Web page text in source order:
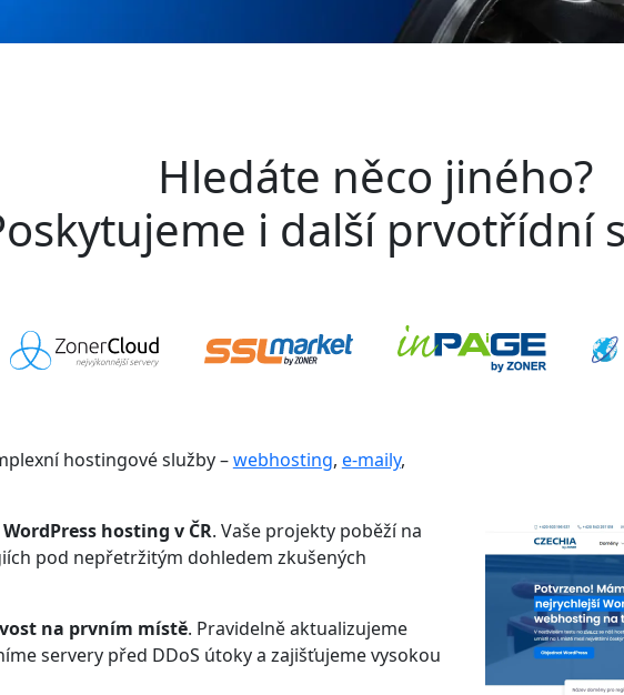
Hledáte něco jiného?
i další prvotřídní
hostingové služby –webhosting, e-maily,
hosting v ČR. Vaše projekty poběží na
pod nepřetržitým dohledem zkušených
na prvním místě. Pravidelně aktualizujeme
servery před DDoS útoky a zajišťujeme vysokou